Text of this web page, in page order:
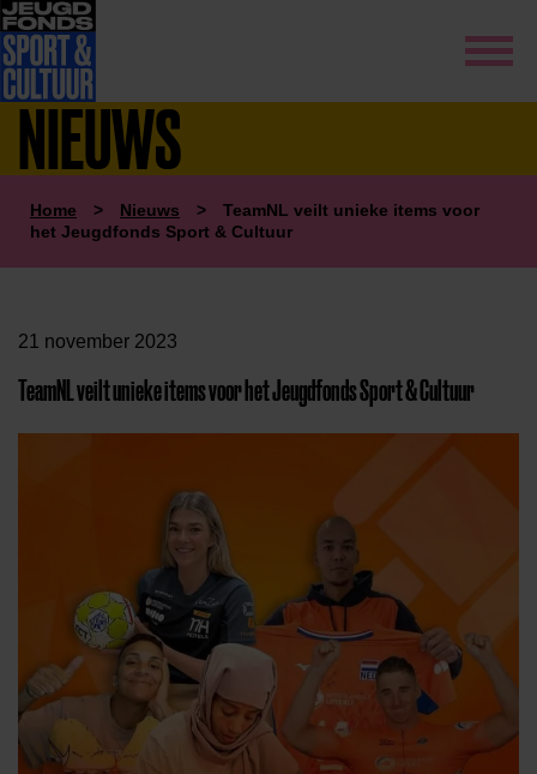
NIEUWS
Home > Nieuws >
TeamNL veilt unieke items voor
het Jeugdfonds Sport & Cultuur
21 november 2023
TeamNL veilt unieke items voor het Jeugdfonds Sport & Cultuur